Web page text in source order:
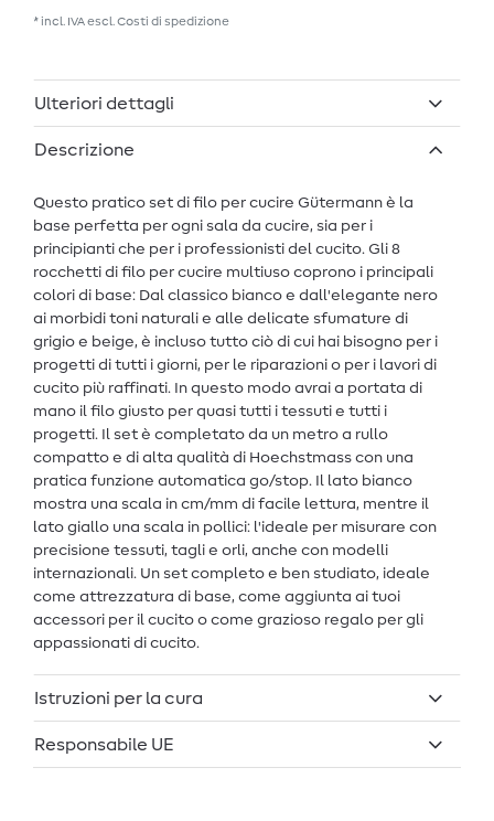
* incl. IVA escl.Costi di spedizione
Ulteriori dettagli
Descrizione
Questo pratico set di filo per cucire Gütermann è la
base perfetta per ogni sala da cucire, sia per i
principianti che per i professionisti del cucito. Gli 8
rocchetti di filo per cucire multiuso coprono i principali
colori di base: Dal classico bianco e dall'elegante nero
ai morbidi toni naturali e alle delicate sfumature di
grigio e beige, è incluso tutto ciò di cui hai bisogno per i
progetti di tutti i giorni, per le riparazioni o per i lavori di
cucito più raffinati. In questo modo avrai a portata di
mano il filo giusto per quasi tutti i tessuti e tutti i
progetti. Il set è completato da un metro a rullo
compatto e di alta qualità di Hoechstmass con una
pratica funzione automatica go/stop. Il lato bianco
mostra una scala in cm/mm di facile lettura, mentre il
lato giallo una scala in pollici: l'ideale per misurare con
precisione tessuti, tagli e orli, anche con modelli
internazionali. Un set completo e ben studiato, ideale
come attrezzatura di base, come aggiunta ai tuoi
accessori per il cucito o come grazioso regalo per gli
appassionati di cucito.
Istruzioni per la cura
Responsabile UE